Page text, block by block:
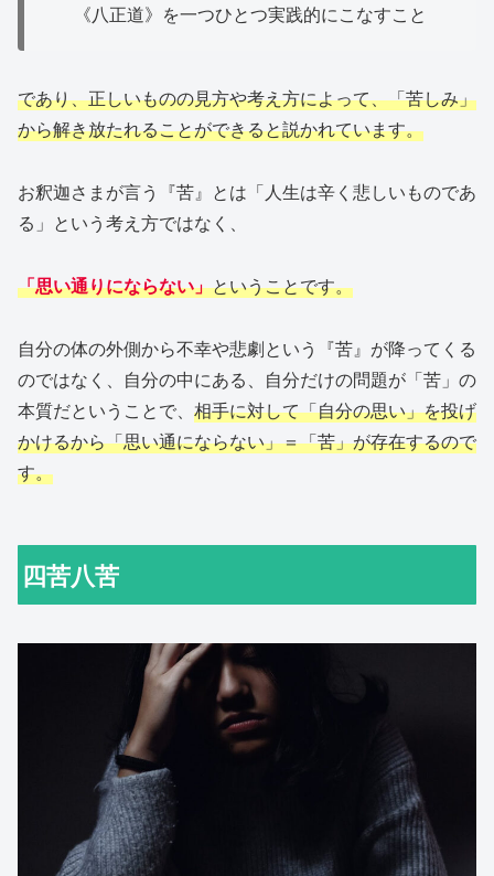
《八正道》を一つひとつ実践的にこなすこと
であり、正しいものの見方や考え方によって、「苦しみ」
から解き放たれることができると説かれています。
お釈迦さまが言う『苦』とは「人生は辛く悲しいものであ
る」という考え方ではなく、
「思い通りにならない」ということです。
自分の体の外側から不幸や悲劇という『苦』が降ってくる
のではなく、自分の中にある、自分だけの問題が「苦」の
本質だということで、 相手に対して「自分の思い」を投げ
かけるから「思い通にならない」＝「苦」が存在するので
す。
四苦八苦